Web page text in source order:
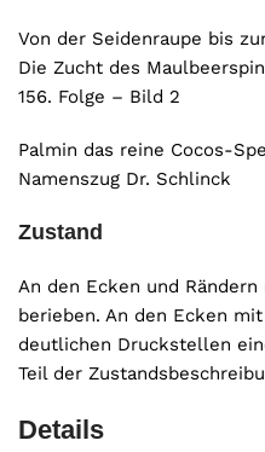
Von der Seidenraupe bis
Die Zucht des
156. Folge – Bild 2
Palmin das reine Cocos-
Namenszug Dr. Schlinck
Zustand
An den Ecken und
berieben. An den Ecken
deutlichen Druckstellen
Teil der
Details